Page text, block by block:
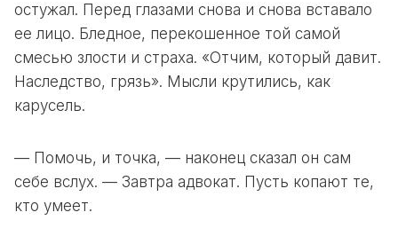
остужал. Перед глазами снова и снова вставало
ее лицо. Бледное, перекошенное той самой
смесью злости и страха. «Отчим, который давит.
Наследство, грязь». Мысли крутились, как
карусель.
— Помочь, и точка, — наконец сказал он сам
себе вслух. — Завтра адвокат. Пусть копают те,
кто умеет.